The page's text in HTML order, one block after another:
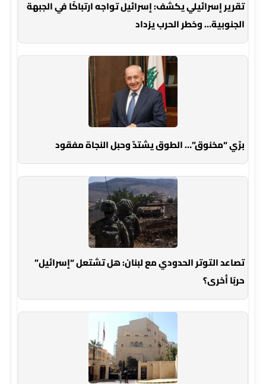
تقرير إسرائيلي يكشف: إسرائيل تواجه ارتباكًا في الجبهة
الجنوبية… وخطر الحرب يزداد
برّي “مخنوق”… الطوق يشتدّ وحبل النجاة مفقود
تصاعد التوتر الحدودي مع لبنان: هل تشتعل “إسرائيل”
حربًا أخرى؟